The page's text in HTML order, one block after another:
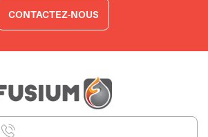
CONTACTEZ-NOUS